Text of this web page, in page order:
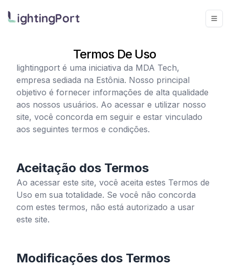
Termos De Uso
lightingport é uma iniciativa da MDA Tech,
empresa sediada na Estônia. Nosso principal
objetivo é fornecer informações de alta qualidade
aos nossos usuários. Ao acessar e utilizar nosso
site, você concorda em seguir e estar vinculado
aos seguintes termos e condições.
Aceitação dos Termos
Ao acessar este site, você aceita estes Termos de
Uso em sua totalidade. Se você não concorda
com estes termos, não está autorizado a usar
este site.
Modificações dos Termos